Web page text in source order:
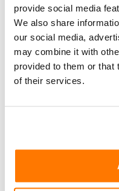
provide social media
We also share
our social media,
may combine it with
provided to them or that
of their services.
Plattform
Integration in den
Justizbehörden
Nutzer zu
All diese gründlichen
das Vertrauen der
"Justitia.Swiss"
Effizienz und